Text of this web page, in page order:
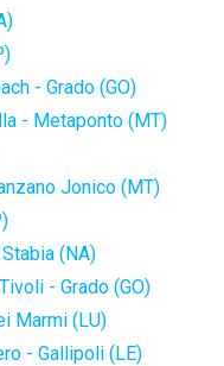
- Grado (GO)
- Metaponto (MT)
Jonico (MT)
(NA)
- Grado (GO)
Marmi (LU)
- Gallipoli (LE)